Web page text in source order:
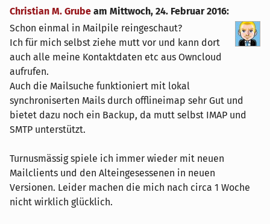
Christian M. Grube am Mittwoch, 24. Februar 2016:
Schon einmal in Mailpile reingeschaut?
Ich für mich selbst ziehe mutt vor und kann dort
auch alle meine Kontaktdaten etc aus Owncloud
aufrufen.
Auch die Mailsuche funktioniert mit lokal
synchroniserten Mails durch offlineimap sehr Gut und
bietet dazu noch ein Backup, da mutt selbst IMAP und
SMTP unterstützt.
Turnusmässig spiele ich immer wieder mit neuen
Mailclients und den Alteingesessenen in neuen
Versionen. Leider machen die mich nach circa 1 Woche
nicht wirklich glücklich.